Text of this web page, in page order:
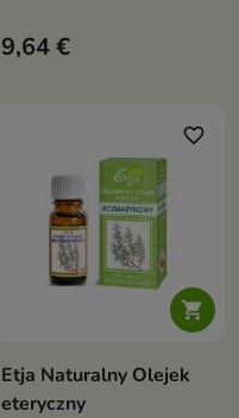
9,64 €

favorite_border
Etja Naturalny Olejek
eteryczny